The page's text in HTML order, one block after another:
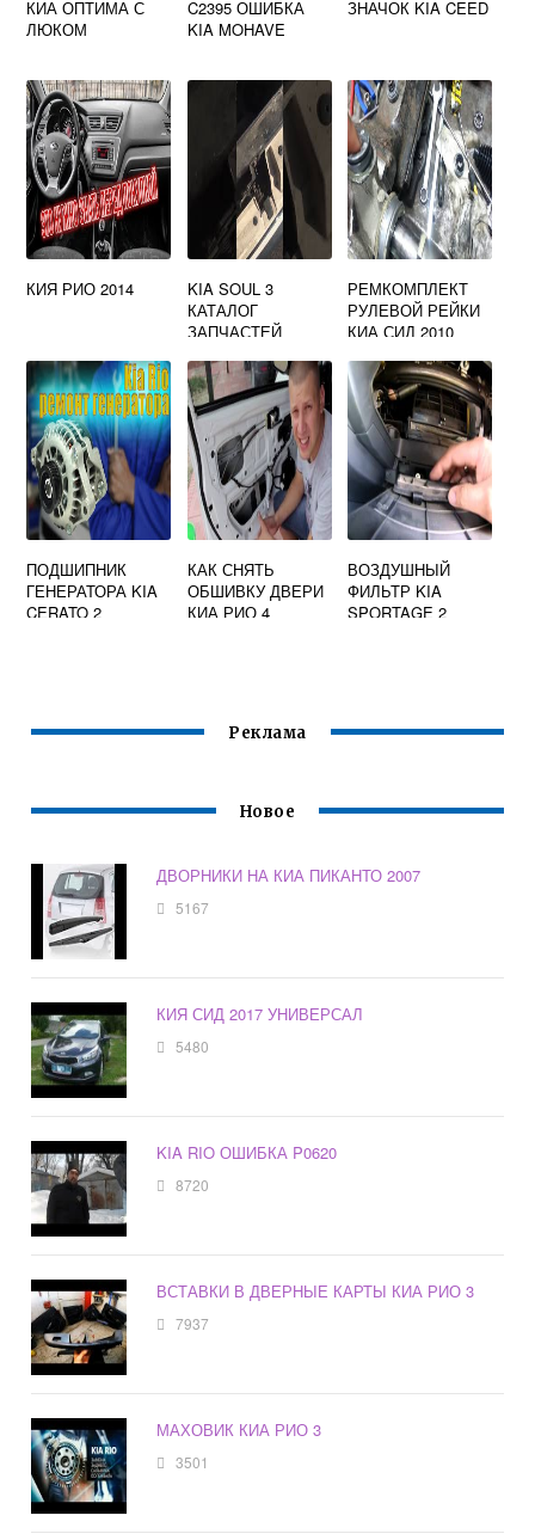
КИА ОПТИМА С
ЛЮКОМ
C2395 ОШИБКА
KIA MOHAVE
ЗНАЧОК KIA CEED
КИЯ РИО 2014
KIA SOUL 3
КАТАЛОГ
ЗАПЧАСТЕЙ
РЕМКОМПЛЕКТ
РУЛЕВОЙ РЕЙКИ
КИА СИД 2010
ПОДШИПНИК
ГЕНЕРАТОРА KIA
CERATO 2
КАК СНЯТЬ
ОБШИВКУ ДВЕРИ
КИА РИО 4
ВОЗДУШНЫЙ
ФИЛЬТР KIA
SPORTAGE 2
Реклама
Новое
ДВОРНИКИ НА КИА ПИКАНТО 2007
5167
КИЯ СИД 2017 УНИВЕРСАЛ
5480
KIA RIO ОШИБКА P0620
8720
ВСТАВКИ В ДВЕРНЫЕ КАРТЫ КИА РИО 3
7937
МАХОВИК КИА РИО 3
3501